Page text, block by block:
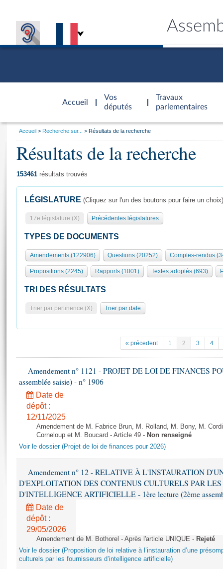
Accueil
d'accueil
Vos
députés
Travaux
parlementaires
Présidence
577 députés
Groupes politiques
Séance publique
Commissions et autres organes
Europe et International
Pétitions
Projets de loi
Propositions de loi
Amendements
Textes adoptés
Rapports d'information
Rapports d'enquête
Rapports sur l'application des lois
Baromètre de l’application des lois
Dossiers législatifs
Budget et sécurité sociale
Questions écrites et orales
Comptes rendus des débats
Général
Rôle et pouvoirs de l'Assemblée
Organisation de l'Assemblée
Présidence Conférence des Présidents Bureau Collège des
Statistiques et chiffres clés
( Constitution | Règlement de l'Assemblée ... )
Juniors
Anciennes législatures
Liens vers les sites publics
Visiter l'Assemblée
Visite virtuelle du palais Bourbon
Assister à une séance
Contacts et plan d'accès
Photos libres de droit
Vous
Accueil Recherche sur... Résultats de la recherche
Résultats de la recherche
153461 résultats trouvés
LÉGISLATURE (Cliquez sur l'un des boutons pour faire un choix)
17e législature (X) Précédentes législatures
TYPES DE DOCUMENTS
Amendements (122906) Questions (20252) Comptes-rendus
Propositions (2245) Rapports (1001) Textes adoptés (693)
TRI DES RÉSULTATS
Trier par pertinence (X) Trier par date
« précedent 1 2 3 4
Amendement n° 1121 - PROJET DE LOI DE FINANCES
assemblée saisie) - n° 1906
Date de
dépôt :
12/11/2025
Amendement de M. Fabrice Brun, M. Rolland, M. Bony, M.
Corneloup et M. Boucard - Article 49 - Non renseigné
Voir le dossier (Projet de loi de finances pour 2026)
Amendement n° 12 - RELATIVE À L'INSTAURATION
D'EXPLOITATION DES CONTENUS CULTURELS PAR LES
D'INTELLIGENCE ARTIFICIELLE - 1ère lecture (2ème
Date de
dépôt :
29/05/2026
Amendement de M. Bothorel - Après l'article UNIQUE - Rejeté
Voir le dossier (Proposition de loi relative à l’instauration d’une
culturels par les fournisseurs d’intelligence artificielle)